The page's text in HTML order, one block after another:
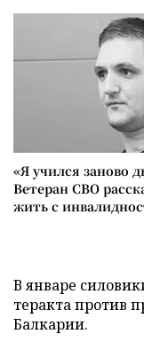
«Я учился заново
Ветеран СВО
жить с
В январе
теракта против
Балкарии.